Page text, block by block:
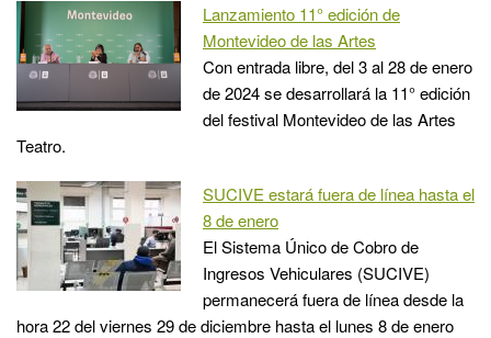
Lanzamiento 11° edición de
Montevideo de las Artes
Con entrada libre, del 3 al 28 de enero
de 2024 se desarrollará la 11° edición
del festival Montevideo de las Artes
Teatro.
SUCIVE estará fuera de línea hasta el
8 de enero
El Sistema Único de Cobro de
Ingresos Vehiculares (SUCIVE)
permanecerá fuera de línea desde la
hora 22 del viernes 29 de diciembre hasta el lunes 8 de enero